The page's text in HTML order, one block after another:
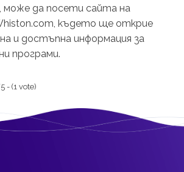
може да посети сайта на
където ще открие
и достъпна информация за
програми.
- (1 vote)